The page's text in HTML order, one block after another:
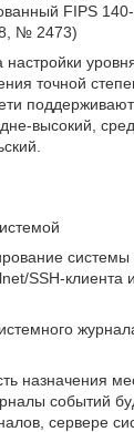
FIPS
№ 2473)
точной
высокий,
SSH-клиента
назначения
событий
сервере